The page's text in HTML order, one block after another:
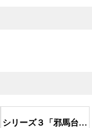
シリーズ３「邪馬台国と卑弥呼」